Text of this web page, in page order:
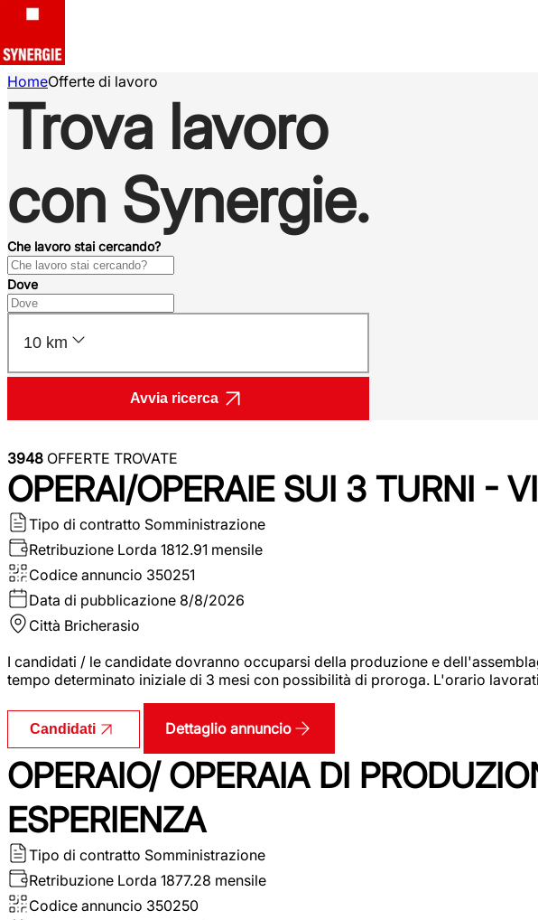
HomeOfferte di lavoro
Trova lavoro
con Synergie.
Che lavoro stai cercando?
Dove
10 km
Avvia ricerca
3948 OFFERTE TROVATE
OPERAI/OPERAIE SUI 3 TURNI -
Tipo di contratto Somministrazione
Retribuzione Lorda 1812.91 mensile
Codice annuncio 350251
Data di pubblicazione 8/8/2026
Città Bricherasio
I candidati / le candidate dovranno occuparsi della produzione e
tempo determinato iniziale di 3 mesi con possibilità di proroga. L'orario
Candidati Dettaglio annuncio
OPERAIO/ OPERAIA DI
ESPERIENZA
Tipo di contratto Somministrazione
Retribuzione Lorda 1877.28 mensile
Codice annuncio 350250